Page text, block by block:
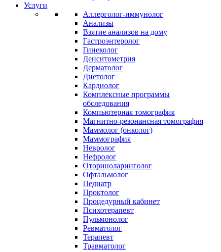
Услуги
Аллерголог-иммунолог
Анализы
Взятие анализов на дому
Гастроэнтеролог
Гинеколог
Денситометрия
Дерматолог
Диетолог
Кардиолог
Комплексные программы
обследования
Компьютерная томография
Магнитно-резонансная томография
Маммолог (онколог)
Маммография
Невролог
Нефролог
Оториноларинголог
Офтальмолог
Педиатр
Проктолог
Процедурный кабинет
Психотерапевт
Пульмонолог
Ревматолог
Терапевт
Травматолог